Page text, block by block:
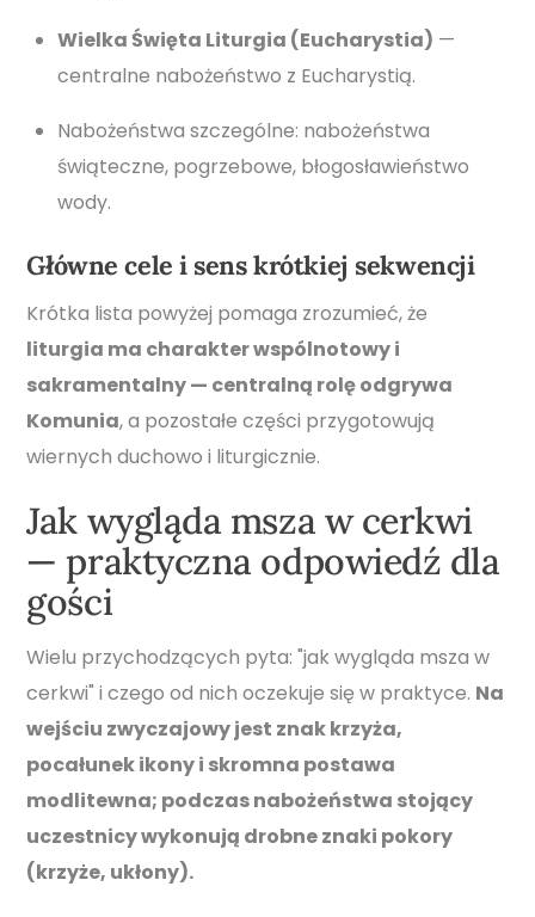
Wielka Święta Liturgia (Eucharystia) —
centralne nabożeństwo z Eucharystią.
Nabożeństwa szczególne: nabożeństwa
świąteczne, pogrzebowe, błogosławieństwo
wody.
Główne cele i sens krótkiej sekwencji
Krótka lista powyżej pomaga zrozumieć, że
liturgia ma charakter wspólnotowy i
sakramentalny — centralną rolę odgrywa
Komunia, a pozostałe części przygotowują
wiernych duchowo i liturgicznie.
Jak wygląda msza w cerkwi
— praktyczna odpowiedź dla
gości
Wielu przychodzących pyta: "jak wygląda msza w
cerkwi" i czego od nich oczekuje się w praktyce. Na
wejściu zwyczajowy jest znak krzyża,
pocałunek ikony i skromna postawa
modlitewna; podczas nabożeństwa stojący
uczestnicy wykonują drobne znaki pokory
(krzyże, ukłony).